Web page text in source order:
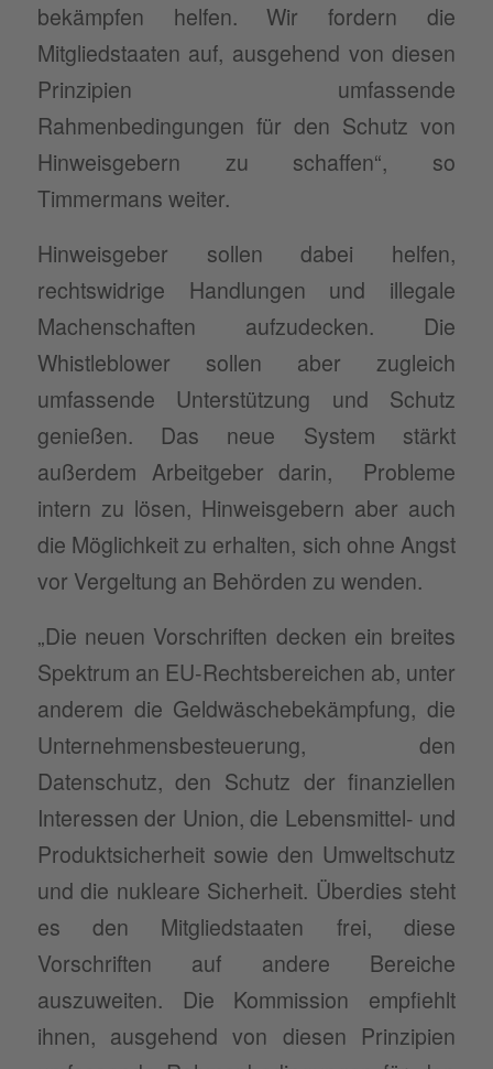
bekämpfen helfen. Wir fordern die
Mitgliedstaaten auf, ausgehend von diesen
Prinzipien umfassende
Rahmenbedingungen für den Schutz von
Hinweisgebern zu schaffen“, so
Timmermans weiter.
Hinweisgeber sollen dabei helfen,
rechtswidrige Handlungen und illegale
Machenschaften aufzudecken. Die
Whistleblower sollen aber zugleich
umfassende Unterstützung und Schutz
genießen. Das neue System stärkt
außerdem Arbeitgeber darin, Probleme
intern zu lösen, Hinweisgebern aber auch
die Möglichkeit zu erhalten, sich ohne Angst
vor Vergeltung an Behörden zu wenden.
„Die neuen Vorschriften decken ein breites
Spektrum an EU-Rechtsbereichen ab, unter
anderem die Geldwäschebekämpfung, die
Unternehmensbesteuerung, den
Datenschutz, den Schutz der finanziellen
Interessen der Union, die Lebensmittel- und
Produktsicherheit sowie den Umweltschutz
und die nukleare Sicherheit. Überdies steht
es den Mitgliedstaaten frei, diese
Vorschriften auf andere Bereiche
auszuweiten. Die Kommission empfiehlt
ihnen, ausgehend von diesen Prinzipien